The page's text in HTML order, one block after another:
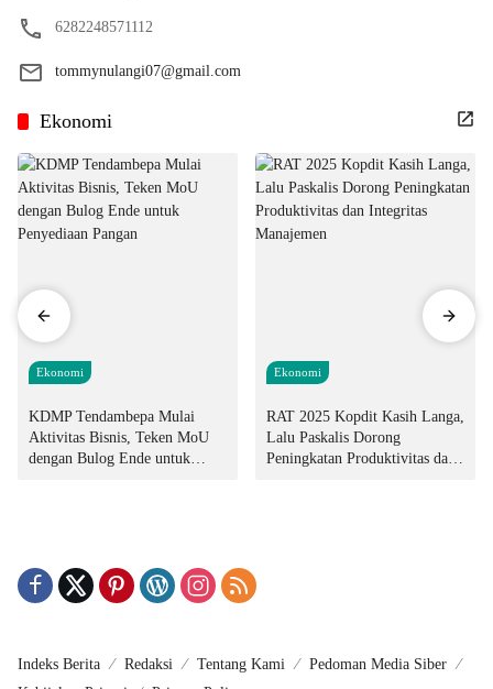
6282248571112
tommynulangi07@gmail.com
Ekonomi
Ekonomi
KDMP Tendambepa Mulai
Aktivitas Bisnis, Teken MoU
dengan Bulog Ende untuk
Ekonomi
RAT 2025 Kopdit Kasih Langa,
Lalu Paskalis Dorong
Peningkatan Produktivitas dan
Indeks Berita Redaksi Tentang Kami
Pedoman Media Siber